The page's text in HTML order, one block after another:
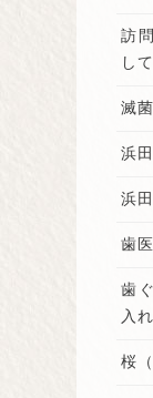
訪
し
滅
浜
浜
歯
歯
入
桜